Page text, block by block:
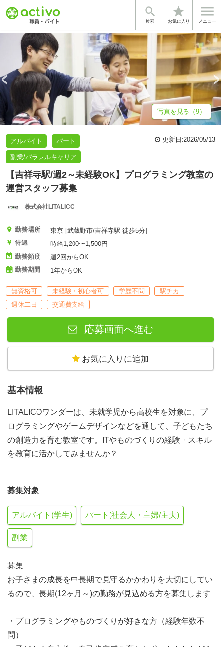

検索
star
お気に入り

メニュー
基本情報 募集詳細 企業情報
写真を見る（9）
アルバイト パート
副業/パラレルキャリア
更新日:2026/05/13
【吉祥寺駅/週2～未経験OK】プログラミング教室の
運営スタッフ募集
株式会社LITALICO
勤務場所
東京 [武蔵野市/吉祥寺駅 徒歩5分]
待遇
時給1,200〜1,500円
勤務頻度
週2回からOK
勤務期間
1年からOK
無資格可 未経験・初心者可 学歴不問
駅チカ
週休二日
交通費支給
応募画面へ進む
お気に入りに追加
基本情報
LITALICOワンダーは、未就学児から高校生を対象に、プ
ログラミングやゲームデザインなどを通して、子どもたち
の創造力を育む教室です。ITやものづくりの経験・スキル
を教育に活かしてみませんか？
募集対象
アルバイト(学生) パート(社会人・主婦/主夫)
副業
募集
お子さまの成長を中長期で見守るかかわりを大切にしてい
るので、長期(12ヶ月～)の勤務が見込める方を募集します
・プログラミングやものづくりが好きな方（経験年数不
問）